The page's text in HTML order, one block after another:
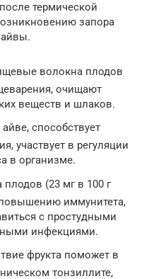
термической
запора
волокна плодов
очищают
веществ и шлаков.
способствует
участвует в регуляции
в организме.
(23 мг в 100 г
иммунитета,
с простудными
инфекциями.
фрукта поможет в
тонзиллите,